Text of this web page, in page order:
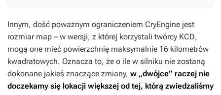
Innym, dość poważnym ograniczeniem CryEngine jest
rozmiar map – w wersji, z której korzystali twórcy KCD,
mogą one mieć powierzchnię maksymalnie 16 kilometrów
kwadratowych. Oznacza to, że o ile w silniku nie zostaną
dokonane jakieś znaczące zmiany, w „dwójce” raczej nie
doczekamy się lokacji większej od tej, którą zwiedzaliśmy